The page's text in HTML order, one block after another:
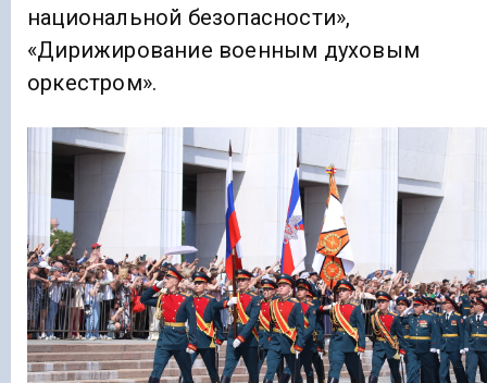
национальной безопасности»,
«Дирижирование военным духовым
оркестром».